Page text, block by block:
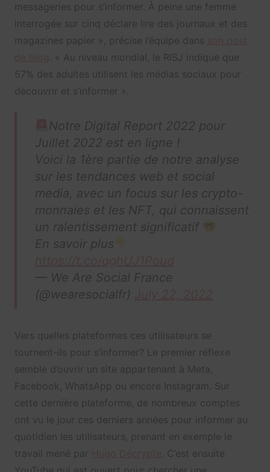
messageries pour s’informer. À peine une femme
interrogée sur cinq déclare lire des journaux et des
magazines papier », précise l’équipe dans
. « Au niveau mondial, le RISJ indique que
57% des adultes utilisent les médias sociaux pour
découvrir et s’informer ».
Notre Digital Report 2022 pour
Juillet 2022 est en ligne !
Voici la 1ère partie de notre analyse
sur les tendances web et social
media, avec un focus sur les crypto-
monnaies et les NFT, qui connaissent
un ralentissement significatif
En savoir plus
— We Are Social France
(@wearesocialfr)
Vers quelles plateformes ces utilisateurs se
tournent-ils pour s’informer? Le premier réflexe
semble d’ouvrir un site appartenant à Meta,
Facebook, WhatsApp ou encore Instagram. Sur
cette dernière plateforme, de nombreux comptes
ont vu le jour ces derniers années pour informer au
quotidien les utilisateurs, prenant en exemple le
travail mené par
. C’est ensuite